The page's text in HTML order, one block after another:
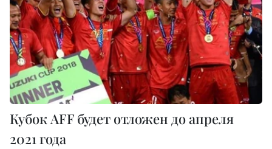
Кубок AFF будет отложен до апреля
2021 года